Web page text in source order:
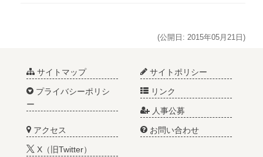
(公開日: 2015年05月21日)
サイトマップ サイトポリシー
プライバシーポリシ
ー
リンク
人事公募
アクセス お問い合わせ
X（旧Twitter）